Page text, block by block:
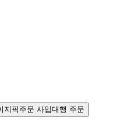
지픽주문 사입대행 주문